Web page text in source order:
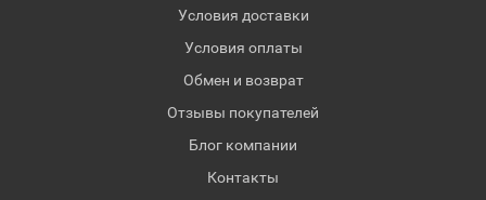
Условия доставки
Условия оплаты
Обмен и возврат
Отзывы покупателей
Блог компании
Контакты